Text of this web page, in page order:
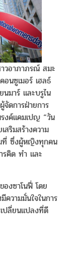
วอาภาภรณ์ สมะ
นซูเมอร์ เฮลธ์
นมาร์ และบรูไน
ดการฝ่ายการ
งค์แคมเปญ “วัน
สริมสร้างความ
มที่ ซึ่งผู้หญิงทุกคน
รคิด ทำ และ
องซาโนฟี่ โดย
วามมั่นใจในการ
เปลี่ยนแปลงที่ดี